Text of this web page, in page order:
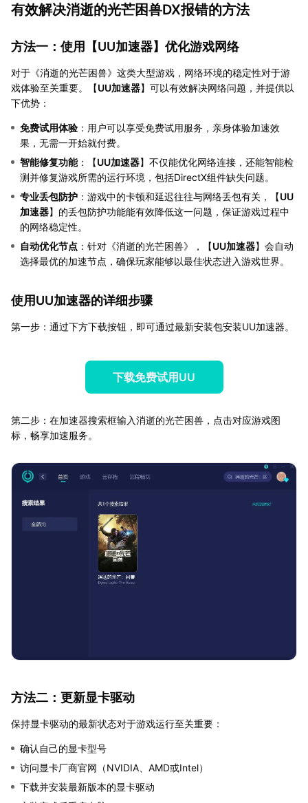
有效解决消逝的光芒困兽DX报错的方法
方法一：使用【UU加速器】优化游戏网络
对于《消逝的光芒困兽》这类大型游戏，网络环境的稳定性对于游
戏体验至关重要。【UU加速器】可以有效解决网络问题，并提供以
下优势：
免费试用体验 ：用户可以享受免费试用服务，亲身体验加速效
果，无需一开始就付费。
智能修复功能：【UU加速器】不仅能优化网络连接，还能智能检
测并修复游戏所需的运行环境，包括DirectX组件缺失问题。
专业丢包防护 ：游戏中的卡顿和延迟往往与网络丢包有关，【UU
加速器】的丢包防护功能能有效降低这一问题，保证游戏过程中
的网络稳定性。
自动优化节点 ：针对《消逝的光芒困兽》，【UU加速器】会自动
选择最优的加速节点，确保玩家能够以最佳状态进入游戏世界。
使用UU加速器的详细步骤
第一步：通过下方下载按钮，即可通过最新安装包安装UU加速器。
下载免费试用UU
第二步：在加速器搜索框输入消逝的光芒困兽，点击对应游戏图
标，畅享加速服务。
方法二：更新显卡驱动
保持显卡驱动的最新状态对于游戏运行至关重要：
确认自己的显卡型号
访问显卡厂商官网（NVIDIA、AMD或Intel）
下载并安装最新版本的显卡驱动